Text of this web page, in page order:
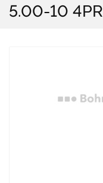
5.00-10